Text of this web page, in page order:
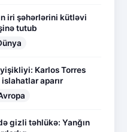
iri şəhərlərini kütləvi
tutub
Karlos Torres
aparır
gizli təhlükə: Yanğın